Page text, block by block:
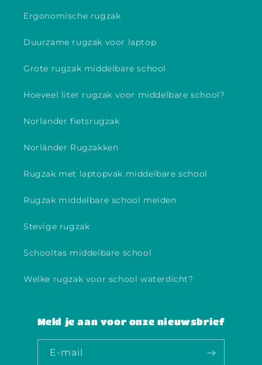
Ergonomische rugzak
Duurzame rugzak voor laptop
Grote rugzak middelbare school
Hoeveel liter rugzak voor middelbare school?
Norlander fietsrugzak
Norländer Rugzakken
Rugzak met laptopvak middelbare school
Rugzak middelbare school meiden
Stevige rugzak
Schooltas middelbare school
Welke rugzak voor school waterdicht?
Meld je aan voor onze nieuwsbrief
E‑mail